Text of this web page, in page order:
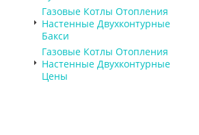
Газовые Котлы Отопления
Настенные Двухконтурные
Бакси
Газовые Котлы Отопления
Настенные Двухконтурные
Цены